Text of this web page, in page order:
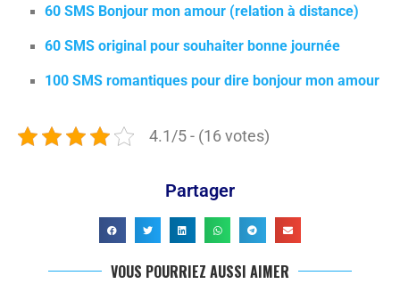
60 SMS Bonjour mon amour (relation à distance)
60 SMS original pour souhaiter bonne journée
100 SMS romantiques pour dire bonjour mon amour
4.1/5 - (16 votes)
Partager
VOUS POURRIEZ AUSSI AIMER